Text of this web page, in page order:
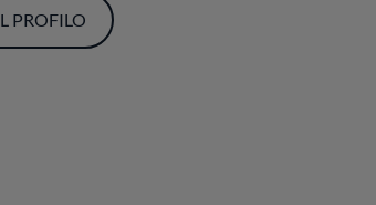
PROFILO